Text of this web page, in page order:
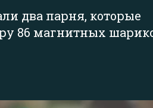
два парня, которые
86 магнитных